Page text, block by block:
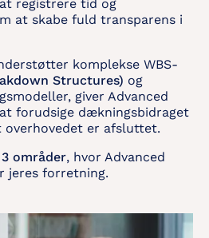
registrere tid og
at skabe fuld transparens i
komplekse WBS-
Structures) og
giver Advanced
forudsige dækningsbidraget
er afsluttet.
3 områder, hvor Advanced
jeres forretning.